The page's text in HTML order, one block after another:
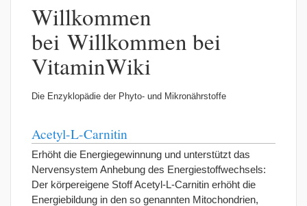
Willkommen
bei Willkommen bei
VitaminWiki
Die Enzyklopädie der Phyto- und Mikronährstoffe
Acetyl-L-Carnitin
Erhöht die Energiegewinnung und unterstützt das
Nervensystem Anhebung des Energiestoffwechsels:
Der körpereigene Stoff Acetyl-L-Carnitin erhöht die
Energiebildung in den so genannten Mitochondrien,